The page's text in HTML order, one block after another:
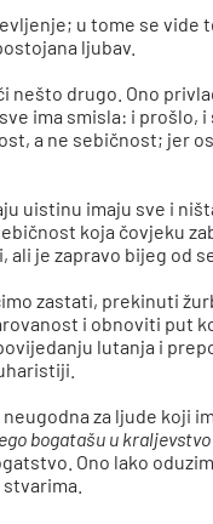
u tome se vide
ljubav.
nešto drugo. Ono
ima smisla: i prošlo,
a ne sebičnost; jer
uistinu imaju sve i
koja čovjeku
je zapravo bijeg od
zastati, prekinuti
i obnoviti put
lutanja i
za ljude koji
bogatašu u
Ono lako